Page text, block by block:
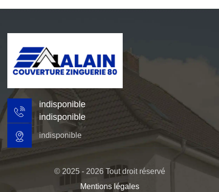
indisponible
indisponible
indisponible
© 2025 - 2026 Tout droit réservé
Mentions légales